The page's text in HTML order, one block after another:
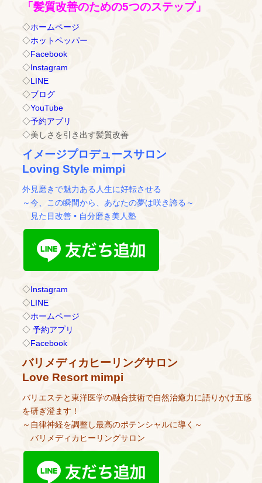
「髪質改善のための5つのステップ」
◇ホームページ
◇ホットペッパー
◇Facebook
◇Instagram
◇LINE
◇ブログ
◇YouTube
◇予約アプリ
◇美しさを引き出す髪質改善
イメージプロデュースサロン
Loving Style mimpi
外見磨きで魅力ある人生に好転させる
～今、この瞬間から、あなたの夢は咲き誇る～
見た目改善 • 自分磨き美人塾
◇Instagram
◇LINE
◇ホームページ
◇ 予約アプリ
◇Facebook
バリメディカヒーリングサロン
Love Resort mimpi
バリエステと東洋医学の融合技術で自然治癒力に語りかけ五感
を研ぎ澄ます！
～自律神経を調整し最高のポテンシャルに導く～
バリメディカヒーリングサロン